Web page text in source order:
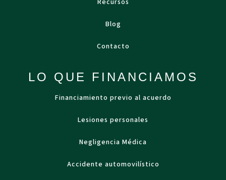
Recursos
Blog
Contacto
LO QUE FINANCIAMOS
Financiamiento previo al acuerdo
Lesiones personales
Negligencia Médica
Accidente automovilístico